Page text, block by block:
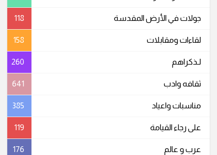
جولات في الأرض المقدسة 118
لقاءات ومقابلات 158
لـذكراهم 260
ثقافه وادب 641
مناسبات واعیاد 385
على رجاء القيامة 119
عرب و عالم 176